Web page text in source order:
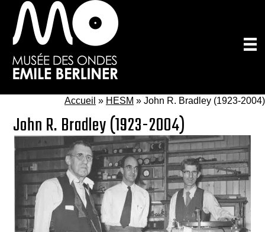
Passer
au
contenu
principal
Accueil » HESM » John R. Bradley (1923-2004)
John R. Bradley (1923-2004)